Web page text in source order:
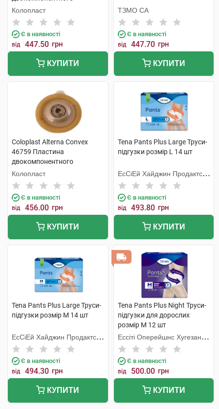
калоприймача фланець-60
мм 10x55 мм 5 шт
Колопласт
Є в наявності
від 447.50 грн
КУПИТИ
ТЗМО СА
Є в наявності
від 447.70 грн
КУПИТИ
Coloplast Alterna Convex
46759 Пластина
двокомпонентного
калоприймача фланець-50
мм 15x33 мм 4 шт
Колопласт
Є в наявності
від 456.00 грн
КУПИТИ
Tena Pants Plus Large Труси-
підгузки розмір L 14 шт
ЕсСіЕй Хайджин Продактс
Хугезанд
Є в наявності
від 493.80 грн
КУПИТИ
Tena Pants Plus Large Труси-
підгузки розмір M 14 шт
ЕсСіЕй Хайджин Продактс
Хугезанд
Є в наявності
від 494.30 грн
КУПИТИ
Tena Pants Plus Night Труси-
підгузки для дорослих
розмір M 12 шт
Ессіті Оперейшнс Хугезанд
Б.В.
Є в наявності
від 500.00 грн
КУПИТИ